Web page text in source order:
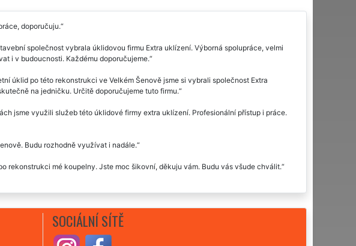
doporučuju.
společnost vybrala úklidovou firmu Extra uklízení. Výborná spolupráce, velmi
i v budoucnosti. Každému doporučujeme.
úklid po této rekonstrukci ve Velkém Šenově jsme si vybrali společnost Extra
na jedničku. Určitě doporučujeme tuto firmu.
jsme využili služeb této úklidové firmy extra uklízení. Profesionální přístup i práce.
Budu rozhodně využívat i nadále.
rekonstrukci mé koupelny. Jste moc šikovní, děkuju vám. Budu vás všude chválit.
SOCIÁLNÍ SÍTĚ